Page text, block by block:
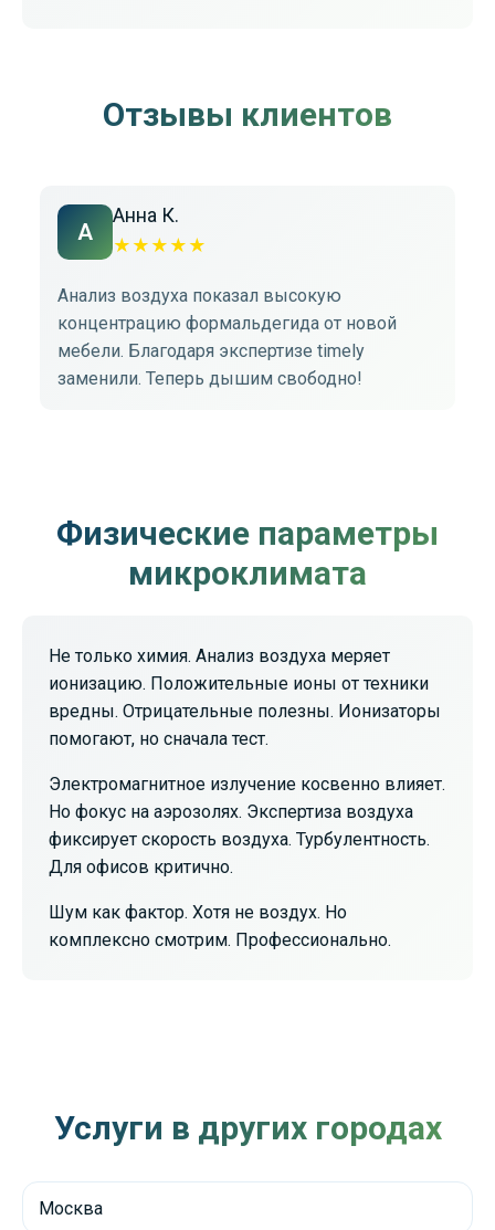
Отзывы клиентов
А
Анна К.
★ ★ ★ ★ ★
Анализ воздуха показал высокую
концентрацию формальдегида от новой
мебели. Благодаря экспертизе timely
заменили. Теперь дышим свободно!
Физические параметры
микроклимата
Не только химия. Анализ воздуха меряет
ионизацию. Положительные ионы от техники
вредны. Отрицательные полезны. Ионизаторы
помогают, но сначала тест.
Электромагнитное излучение косвенно влияет.
Но фокус на аэрозолях. Экспертиза воздуха
фиксирует скорость воздуха. Турбулентность.
Для офисов критично.
Шум как фактор. Хотя не воздух. Но
комплексно смотрим. Профессионально.
Услуги в других городах
Москва